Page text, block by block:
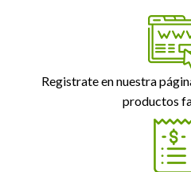
Registrate en nuestra
productos